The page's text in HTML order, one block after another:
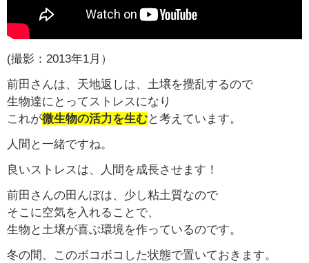
(撮影：2013年1月）
前田さんは、天地返しは、土壌を攪乱するので
生物達にとってストレスになり
これが微生物の活力を生むと考えています。
人間と一緒ですね。
良いストレスは、人間を成長させます！
前田さんの田んぼは、少し粘土質なので
そこに空気を入れることで、
生物と土壌が喜ぶ環境を作っているのです。
冬の間、このボコボコした状態で置いておきます。